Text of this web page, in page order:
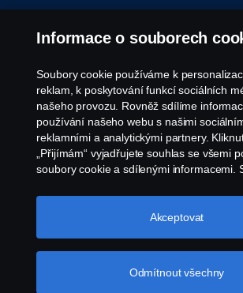
Všeobecné obchodní podmínky
Oznámení porušení předpisů
Zásady Cookies
Nastavení Cookie
© Copyright Scania 2026. Všechna práva
Informace o souborech
Soubory cookie používáme k
reklam, k poskytování funkcí sociálních
našeho provozu. Rovněž sdílíme
používání našeho webu s našimi
reklamními a analytickými partnery.
„Přijímám“ vyjadřujete souhlas se všemi
soubory cookie a sdílenými informacemi.
cookie“ a výběrem kategorií, které chcete
Podrobnější vysvětlení toho, jak
Odmítnout všechny
Akceptovat